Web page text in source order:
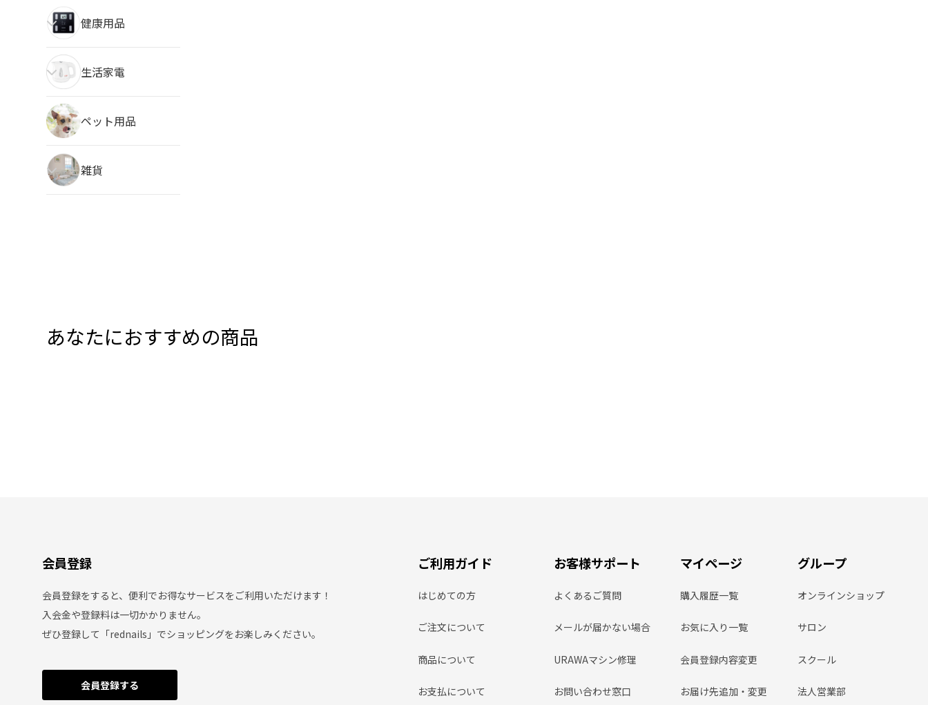
健康用品
生活家電
ペット用品
雑貨
あなたにおすすめの商品
会員登録
会員登録をすると、便利でお得なサービスをご利用いただけます！
入会金や登録料は一切かかりません。
ぜひ登録して「rednails」でショッピングをお楽しみください。
会員登録する
ご利用ガイド
はじめての方
ご注文について
商品について
お支払について
お客様サポート
よくあるご質問
メールが届かない場合
URAWAマシン修理
お問い合わせ窓口
マイページ
購入履歴一覧
お気に入り一覧
会員登録内容変更
お届け先追加・変更
グループ
オンラインショップ
サロン
スクール
法人営業部